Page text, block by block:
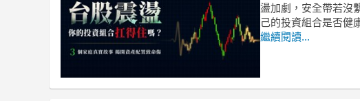
盪加劇，安全帶若沒
己的投資組合是否健
繼續閱讀...